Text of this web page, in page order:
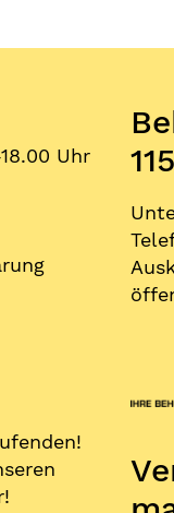
Uhr
115